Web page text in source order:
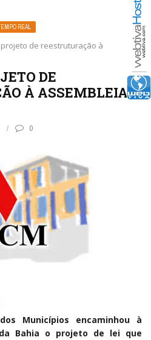
REAL
projeto de reestruturação à
DE
À ASSEMBLEIA
0
Municípios encaminhou à
Bahia o projeto de lei que